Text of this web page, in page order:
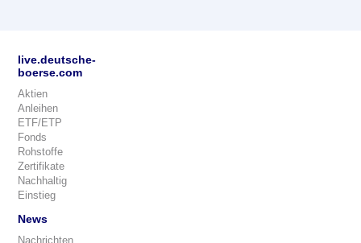
live.deutsche-
boerse.com
Aktien
Anleihen
ETF/ETP
Fonds
Rohstoffe
Zertifikate
Nachhaltig
Einstieg
News
Nachrichten